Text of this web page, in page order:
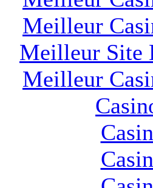
Meilleur
Meilleur Site
Meilleur